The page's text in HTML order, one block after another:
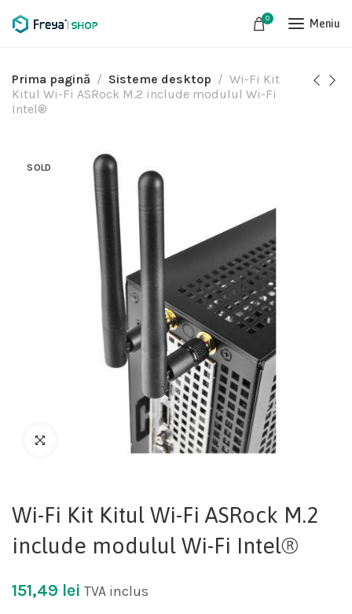
0 Meniu
Prima pagină Sisteme desktop
Wi-Fi Kit
Kitul Wi-Fi ASRock M.2 include modulul Wi-Fi
Intel®
SOLD
Wi-Fi Kit Kitul Wi-Fi ASRock M.2
include modulul Wi-Fi Intel®
151,49 lei TVA inclus